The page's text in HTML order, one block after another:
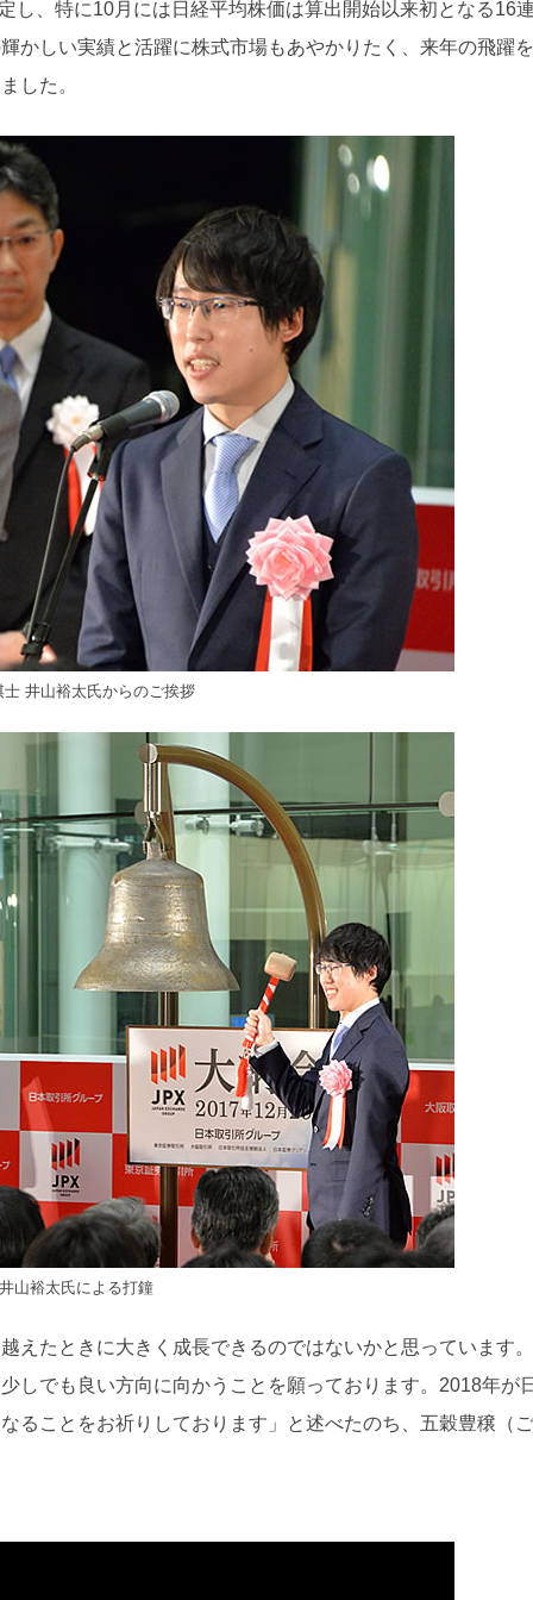
し、特に10月には日経平均株価は算出開始以来初となる16
かしい実績と活躍に株式市場もあやかりたく、来年の飛躍
した。
士 井山裕太氏からのご挨拶
井山裕太氏による打鐘
えたときに大きく成長できるのではないかと思っています。
しでも良い方向に向かうことを願っております。2018年が
ることをお祈りしております」と述べたのち、五穀豊穣（ご